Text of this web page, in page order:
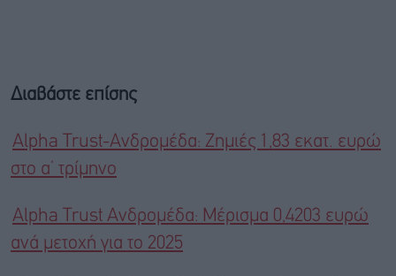
Διαβάστε επίσης
Alpha Trust-Ανδρομέδα: Ζημιές 1,83 εκατ. ευρώ
στο α’ τρίμηνο
Alpha Trust Ανδρομέδα: Μέρισμα 0,4203 ευρώ
ανά μετοχή για το 2025